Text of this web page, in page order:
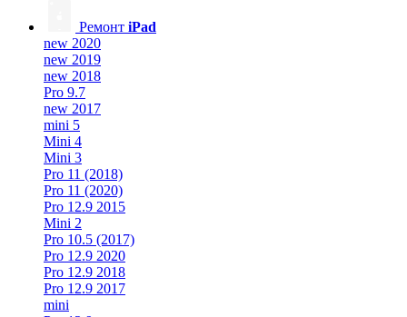
Ремонт iPad
new 2020
new 2019
new 2018
Pro 9.7
new 2017
mini 5
Mini 4
Mini 3
Pro 11 (2018)
Pro 11 (2020)
Pro 12.9 2015
Mini 2
Pro 10.5 (2017)
Pro 12.9 2020
Pro 12.9 2018
Pro 12.9 2017
mini